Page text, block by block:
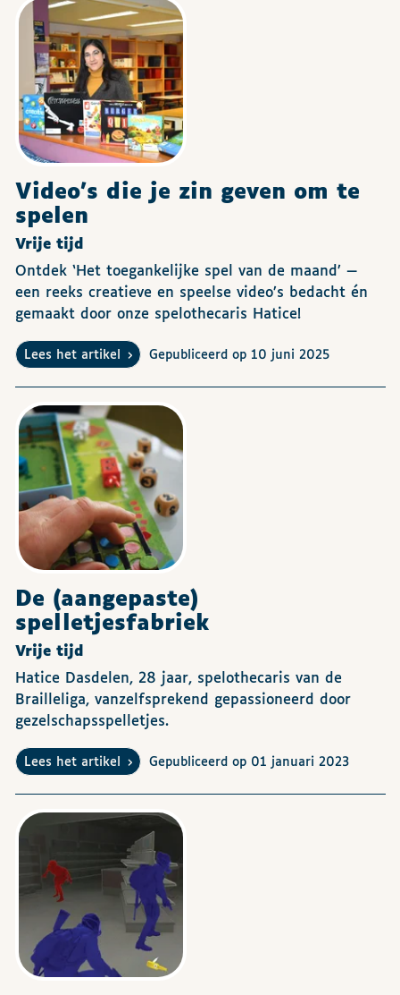
Video's die je zin geven om te
spelen
Vrije tijd
Ontdek ‘Het toegankelijke spel van de maand’ —
een reeks creatieve en speelse video’s bedacht én
gemaakt door onze spelothecaris Hatice!
Lees het artikel Gepubliceerd op 10 juni 2025
De (aangepaste)
spelletjesfabriek
Vrije tijd
Hatice Dasdelen, 28 jaar, spelothecaris van de
Brailleliga, vanzelfsprekend gepassioneerd door
gezelschapsspelletjes.
Lees het artikel Gepubliceerd op 01 januari 2023